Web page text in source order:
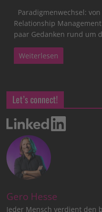
Paradigmenwechsel:
Relationship
paar Gedanken rund um
Weiterlesen
Let’s connect!
Gero Hesse
Jeder Mensch verdient den